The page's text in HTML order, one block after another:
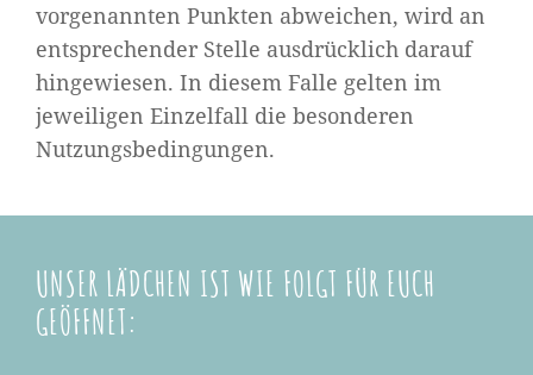
vorgenannten Punkten abweichen, wird an
entsprechender Stelle ausdrücklich darauf
hingewiesen. In diesem Falle gelten im
jeweiligen Einzelfall die besonderen
Nutzungsbedingungen.
UNSER LÄDCHEN IST WIE FOLGT FÜR EUCH
GEÖFFNET: